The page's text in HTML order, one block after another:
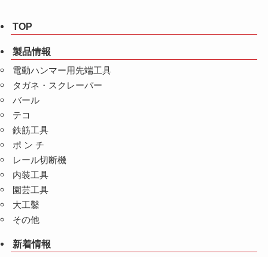
TOP
製品情報
電動ハンマー用先端工具
タガネ・スクレーパー
バール
テコ
鉄筋工具
ポ ン チ
レール切断機
内装工具
園芸工具
大工鑿
その他
新着情報